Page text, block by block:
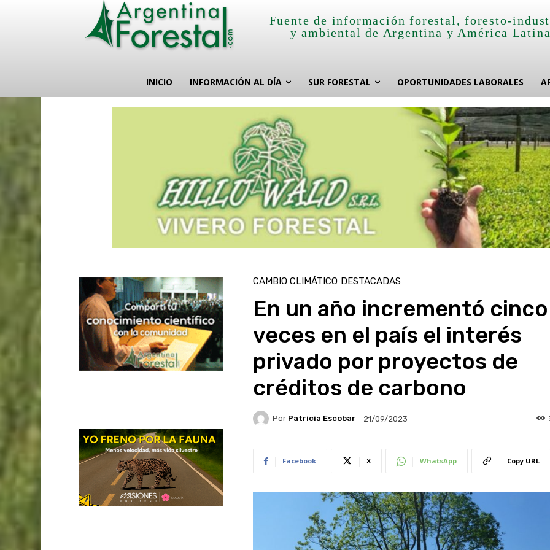
Fuente de información forestal, foresto-
y ambiental de Argentina y América
INICIO INFORMACIÓN AL DÍA SUR FORESTAL OPORTUNIDADES LABORALES
CAMBIO CLIMÁTICO DESTACADAS
En un año incrementó cinco
veces en el país el interés
privado por proyectos de
créditos de carbono
Por Patricia Escobar 21/09/2023
Facebook X WhatsApp Copy URL